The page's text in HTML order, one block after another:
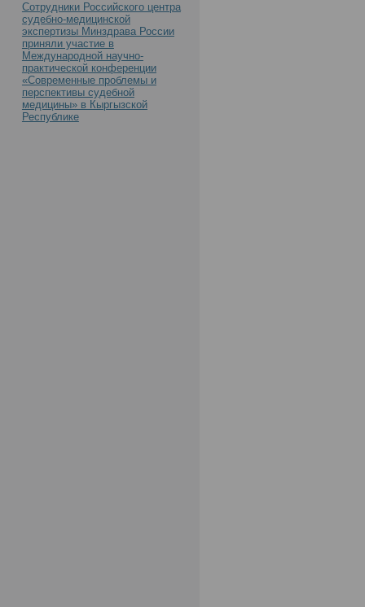
Сотрудники Российского центра
судебно-медицинской
экспертизы Минздрава России
приняли участие в
Международной научно-
практической конференции
«Современные проблемы и
перспективы судебной
медицины» в Кыргызской
Республике